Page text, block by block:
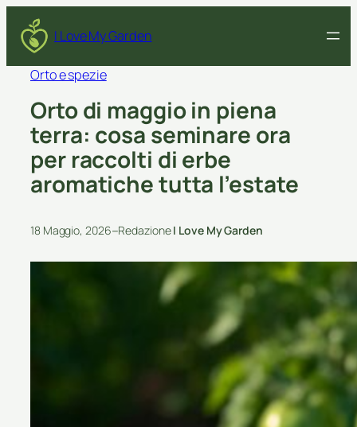
I Love My Garden
Orto e spezie
Orto di maggio in piena
terra: cosa seminare ora
per raccolti di erbe
aromatiche tutta l’estate
18 Maggio, 2026–RedazioneI Love My Garden